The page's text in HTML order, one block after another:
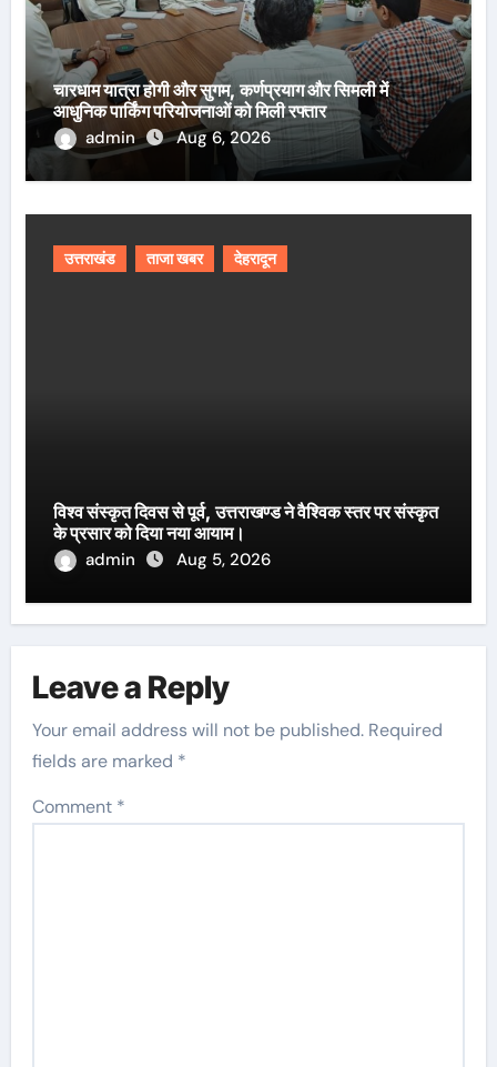
चारधाम यात्रा होगी और सुगम, कर्णप्रयाग और सिमली में
आधुनिक पार्किंग परियोजनाओं को मिली रफ्तार
admin
Aug 6, 2026
उत्तराखंड ताजा खबर देहरादून
विश्व संस्कृत दिवस से पूर्व, उत्तराखण्ड ने वैश्विक स्तर पर संस्कृत
के प्रसार को दिया नया आयाम।
admin
Aug 5, 2026
Leave a Reply
Your email address will not be published. Required
fields are marked *
Comment *